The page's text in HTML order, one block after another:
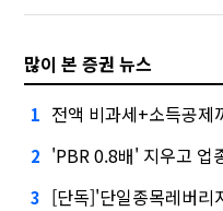
많이 본 증권 뉴스
1 전액 비과세+소득공제
2 'PBR 0.8배' 지우고 업종별
3 [단독]'단일종목레버리지' 삼성